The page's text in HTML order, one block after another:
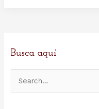
actualidad
Busca aquí